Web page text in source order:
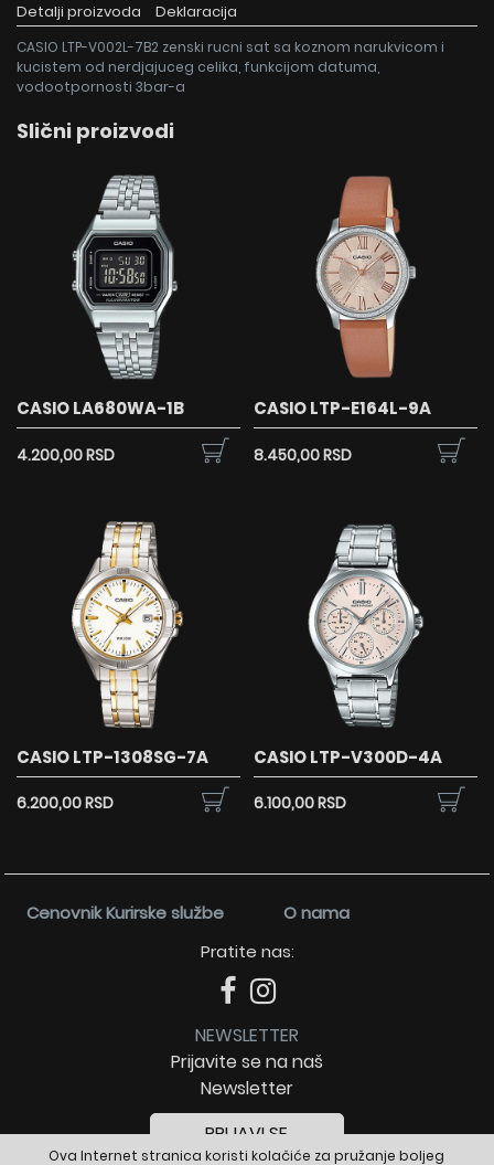
Ova Internet stranica koristi kolačiće za pružanje boljeg
Detalji proizvoda Deklaracija
CASIO LTP-V002L-7B2 zenski rucni sat sa koznom narukvicom i
kucistem od nerdjajuceg celika, funkcijom datuma,
vodootpornosti 3bar-a
Slični proizvodi
CASIO LA680WA-1B
4.200,00 RSD
CASIO LTP-E164L-9A
8.450,00 RSD
CASIO LTP-1308SG-7A
6.200,00 RSD
CASIO LTP-V300D-4A
6.100,00 RSD
Cenovnik Kurirske službe
O nama
Pratite nas:
NEWSLETTER
Prijavite se na naš
Newsletter
PRIJAVI SE